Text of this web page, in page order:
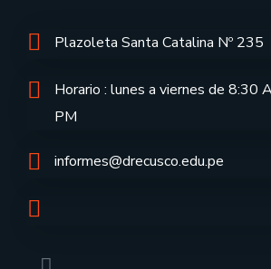
Plazoleta Santa Catalina Nº 235
Horario : lunes a viernes de 8:30
PM
informes@drecusco.edu.pe